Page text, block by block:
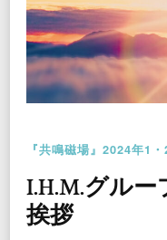
『共鳴磁場』2024年1
I.H.M.グル
挨拶